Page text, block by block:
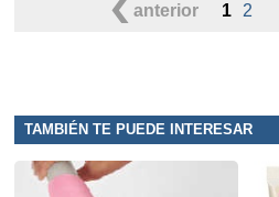
anterior 1 2
TAMBIÉN TE PUEDE INTERESAR